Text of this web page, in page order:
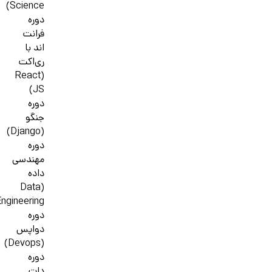
Science)
دوره
فرانت
اند با
ری‌اکت
(React
JS)
دوره
جنگو
(Django)
دوره
مهندسی
داده
(Data
دوره
دواپس
(Devops)
دوره